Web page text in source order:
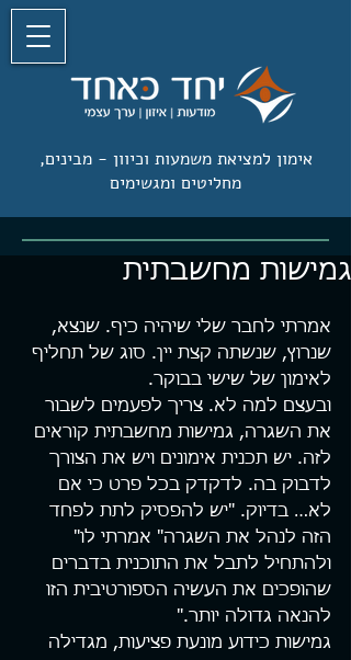
אימון למציאת משמעות וכיוון -מבינים,
מחליטים ומגשימים
גמישות מחשבתית
אמרתי לחבר שלי שיהיה כיף. שנצא,
שנרוץ, שנשתה קצת יין. סוג של תחליף
לאימון של שישי בבוקר.
ובעצם למה לא. צריך לפעמים לשבור
את השגרה, גמישות מחשבתית קוראים
לזה. יש תכנית אימונים ויש את הצורך
לדבוק בה. לדקדק בכל פרט כי אם
לא… בדיוק. "יש להפסיק לתת לפחד
הזה לנהל את השגרה" אמרתי לו"
ולהתחיל לתבל את התוכנית בדברים
שהופכים את העשיה הספורטיבית הזו
להנאה גדולה יותר."
גמישות כידוע מונעת פציעות, מגדילה